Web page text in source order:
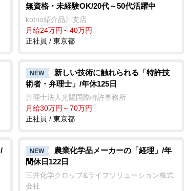
無資格・未経験OK/20代～50代活躍中
kotrio紹介品川支店
月給24万円～40万円
正社員 / 東京都
NEW
新しい技術に触れられる「特許技
術者・弁理士」/年休125日
弁理士法人光陽国際特許事務所
月給30万円～70万円
正社員 / 東京都
NEW
農業化学品メーカーの「経理」/年
間休日122日
三井化学クロップ&ライフソリューション株式
会社